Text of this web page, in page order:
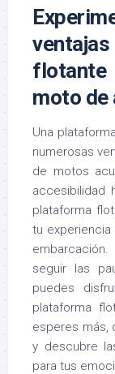
flotante
moto de
Una
numerosas
de motos
accesibilidad
plataforma
tu experiencia
seguir las
puedes
plataforma
esperes más,
y descubre
para tus